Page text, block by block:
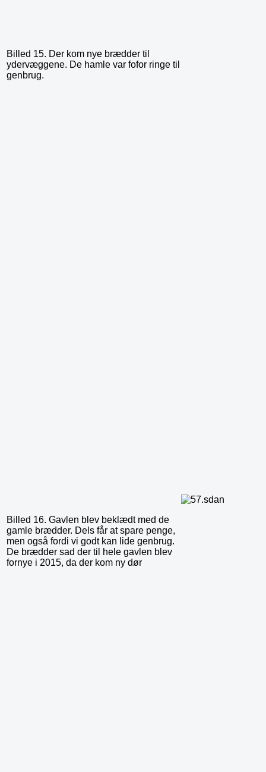
Billed 15. Der kom nye brædder til
ydervæggene. De hamle var fofor ringe til
genbrug.
Billed 16. Gavlen blev beklædt med de
gamle brædder. Dels får at spare penge,
men også fordi vi godt kan lide genbrug.
De brædder sad der til hele gavlen blev
fornye i 2015, da der kom ny dør